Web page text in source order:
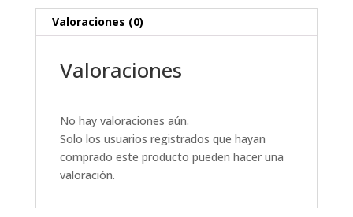
Valoraciones (0)
Valoraciones
No hay valoraciones aún.
Solo los usuarios registrados que hayan
comprado este producto pueden hacer una
valoración.